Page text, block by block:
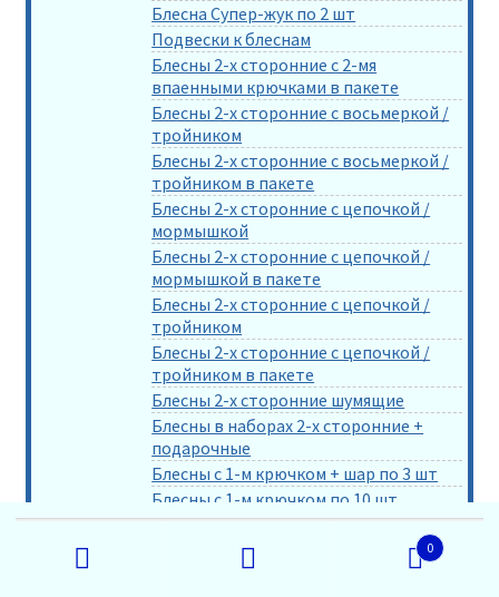
Блесна Супер-жук по 2 шт
Подвески к блеснам
Блесны 2-х сторонние с 2-мя
впаенными крючками в пакете
Блесны 2-х сторонние с восьмеркой /
тройником
Блесны 2-х сторонние с восьмеркой /
тройником в пакете
Блесны 2-х сторонние с цепочкой /
мормышкой
Блесны 2-х сторонние с цепочкой /
мормышкой в пакете
Блесны 2-х сторонние с цепочкой /
тройником
Блесны 2-х сторонние с цепочкой /
тройником в пакете
Блесны 2-х сторонние шумящие
Блесны в наборах 2-х сторонние +
подарочные
Блесны с 1-м крючком + шар по 3 шт
Блесны с 1-м крючком по 10 шт
Блесны с 1-м крючком по 3 шт
Блесны с 2-мя крючками по 10 шт
Блесны с подвесным тройником по 10
0